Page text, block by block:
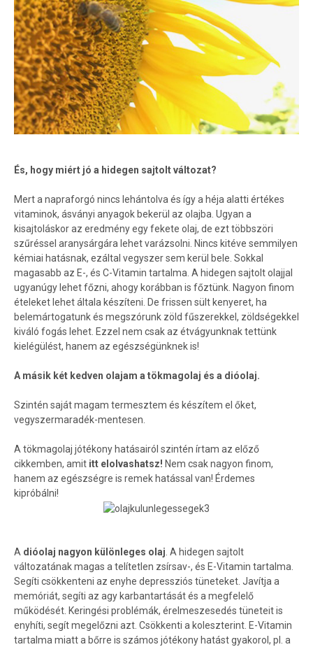
És, hogy miért jó a hidegen sajtolt változat?
Mert a napraforgó nincs lehántolva és így a héja alatti értékes
vitaminok, ásványi anyagok bekerül az olajba. Ugyan a
kisajtoláskor az eredmény egy fekete olaj, de ezt többszöri
szűréssel aranysárgára lehet varázsolni. Nincs kitéve semmilyen
kémiai hatásnak, ezáltal vegyszer sem kerül bele. Sokkal
magasabb az E-, és C-Vitamin tartalma. A hidegen sajtolt olajjal
ugyanúgy lehet főzni, ahogy korábban is főztünk. Nagyon finom
ételeket lehet általa készíteni. De frissen sült kenyeret, ha
belemártogatunk és megszórunk zöld fűszerekkel, zöldségekkel
kiváló fogás lehet. Ezzel nem csak az étvágyunknak tettünk
kielégülést, hanem az egészségünknek is!
A másik két kedven olajam a tökmagolaj és a dióolaj.
Szintén saját magam termesztem és készítem el őket,
vegyszermaradék-mentesen.
A tökmagolaj jótékony hatásairól szintén írtam az előző
cikkemben, amit itt elolvashatsz! Nem csak nagyon finom,
hanem az egészségre is remek hatással van! Érdemes
kipróbálni!
A dióolaj nagyon különleges olaj . A hidegen sajtolt
változatának magas a telítetlen zsírsav-, és E-Vitamin tartalma.
Segíti csökkenteni az enyhe depressziós tüneteket. Javítja a
memóriát, segíti az agy karbantartását és a megfelelő
működését. Keringési problémák, érelmeszesedés tüneteit is
enyhíti, segít megelőzni azt. Csökkenti a koleszterint. E-Vitamin
tartalma miatt a bőrre is számos jótékony hatást gyakorol, pl. a